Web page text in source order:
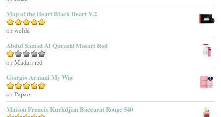
Adidas
Adolfo Dominguez
Adrienne Vittadini
Aedes De Venustas
Aerin Lauder
Aether
Affinessence
Afnan Perfumes
Map of the Heart Black Heart V.2
Оценка5
от welda
Abdul Samad Al Qurashi Masari Red
Оценка
1
из
5
от Madari red
Giorgio Armani My Way
Оценка5
от Papao
Maison Francis Kurkdjian Baccarat Rouge 540